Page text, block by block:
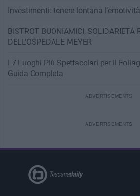
Investimenti: tenere lontana
BISTROT BUONIAMICI, SOLIDARIETÀ
DELL’OSPEDALE MEYER
I 7 Luoghi Più Spettacolari per il
Guida Completa